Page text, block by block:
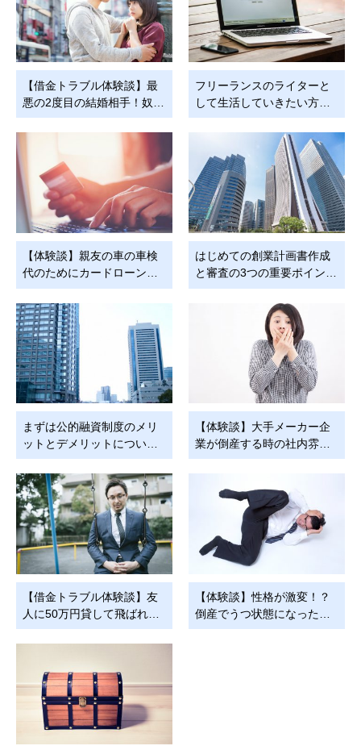
【借金トラブル体験談】最
悪の2度目の結婚相手！奴…
フリーランスのライターと
して生活していきたい方…
【体験談】親友の車の車検
代のためにカードローン…
はじめての創業計画書作成
と審査の3つの重要ポイン…
まずは公的融資制度のメリ
ットとデメリットについ…
【体験談】大手メーカー企
業が倒産する時の社内雰…
【借金トラブル体験談】友
人に50万円貸して飛ばれ…
【体験談】性格が激変！？
倒産でうつ状態になった…